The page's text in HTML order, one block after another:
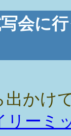
会に
出かけ
リーミ